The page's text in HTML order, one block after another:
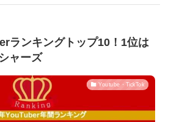
ランキングトップ10！1位は
ャーズ
Youtube・TickTok